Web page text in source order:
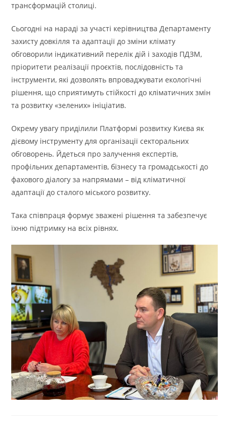
трансформацій столиці.
Сьогодні на нараді за участі керівництва Департаменту
захисту довкілля та адаптації до зміни клімату
обговорили індикативний перелік дій і заходів ПДЗМ,
пріоритети реалізації проєктів, послідовність та
інструменти, які дозволять впроваджувати екологічні
рішення, що сприятимуть стійкості до кліматичних змін
та розвитку «зелених» ініціатив.
Окрему увагу приділили Платформі розвитку Києва як
дієвому інструменту для організації секторальних
обговорень. Йдеться про залучення експертів,
профільних департаментів, бізнесу та громадськості до
фахового діалогу за напрямами – від кліматичної
адаптації до сталого міського розвитку.
Така співпраця формує зважені рішення та забезпечує
їхню підтримку на всіх рівнях.